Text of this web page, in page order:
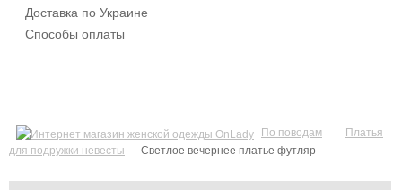
Доставка по Украине
Способы оплаты
По поводам
Платья
для подружки невесты
Светлое вечернее платье футляр